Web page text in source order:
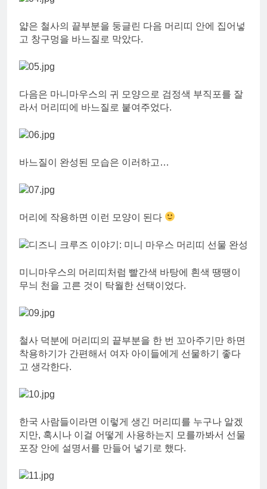
얇은 철사의 끝부분을 둥글린 다음 머리띠 안에 집어넣
고 창구멍을 바느질로 막았다.
다음은 마니마우스의 귀 모양으로 검정색 부직포를 잘
라서 머리띠에 바느질로 붙여주었다.
바느질이 완성된 모습은 이러하고…
머리에 작용하면 이런 모양이 된다
미니마우스의 머리띠처럼 빨간색 바탕에 흰색 땡땡이
무늬 천을 고른 것이 탁월한 선택이었다.
철사 덕분에 머리띠의 끝부분을 한 번 꼬아주기만 하면
착용하기가 간편해서 여자 아이들에게 선물하기 좋다
고 생각한다.
한국 사람들이라면 이렇게 생긴 머리띠를 누구나 알겠
지만, 혹시나 이걸 어떻게 사용하는지 모를까봐서 선물
포장 안에 설명서를 만들어 넣기로 했다.